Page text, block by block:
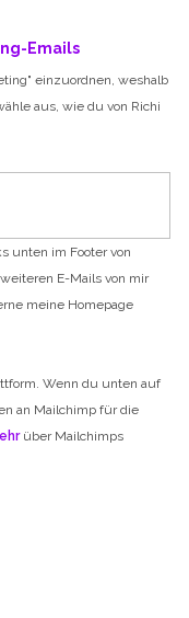
Emails
einzuordnen, weshalb
aus, wie du von Richi
unten im Footer von
E-Mails von mir
meine Homepage
Wenn du unten auf
an Mailchimp für die
über Mailchimps